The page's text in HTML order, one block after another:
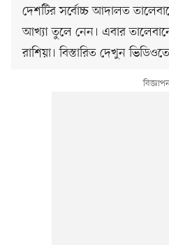
দেশটির সর্বোচ্চ আদালত
আখ্যা তুলে নেন। এবার
রাশিয়া। বিস্তারিত দেখুন